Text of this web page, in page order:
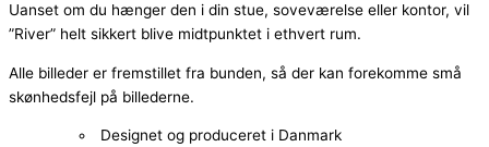
Uanset om du hænger den i din stue, soveværelse eller kontor, vil
”River” helt sikkert blive midtpunktet i ethvert rum.
Alle billeder er fremstillet fra bunden, så der kan forekomme små
skønhedsfejl på billederne.
Designet og produceret i Danmark